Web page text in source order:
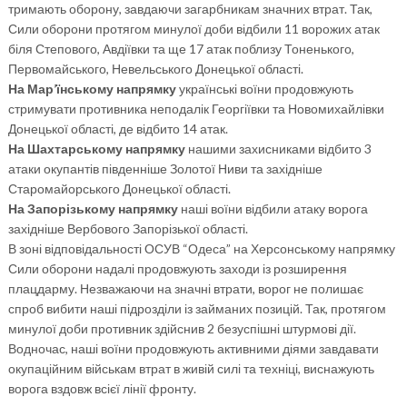
тримають оборону, завдаючи загарбникам значних втрат. Так,
Сили оборони протягом минулої доби відбили 11 ворожих атак
біля Степового, Авдіївки та ще 17 атак поблизу Тоненького,
Первомайського, Невельського Донецької області.
На Мар’їнському напрямкуукраїнські воїни продовжують
стримувати противника неподалік Георгіївки та Новомихайлівки
Донецької області, де відбито 14 атак.
На Шахтарському напрямкунашими захисниками відбито 3
атаки окупантів південніше Золотої Ниви та західніше
Старомайорського Донецької області.
На Запорізькому напрямкунаші воїни відбили атаку ворога
західніше Вербового Запорізької області.
В зоні відповідальності ОСУВ “Одеса” на Херсонському напрямку
Сили оборони надалі продовжують заходи із розширення
плацдарму. Незважаючи на значні втрати, ворог не полишає
спроб вибити наші підрозділи із займаних позицій. Так, протягом
минулої доби противник здійснив 2 безуспішні штурмові дії.
Водночас, наші воїни продовжують активними діями завдавати
окупаційним військам втрат в живій силі та техніці, виснажують
ворога вздовж всієї лінії фронту.